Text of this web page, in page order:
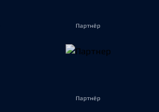
Партнёр
Партнёр